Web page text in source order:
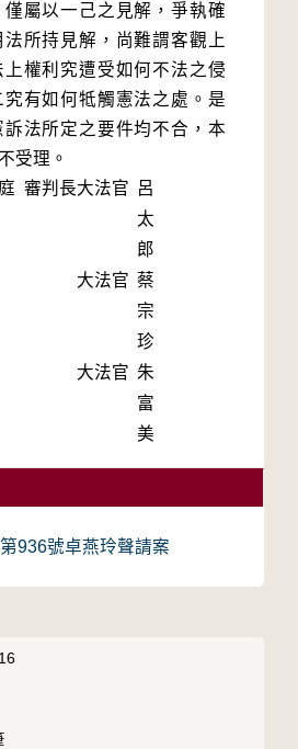
屬以一己之見解，爭執確
所持見解，尚難謂客觀上
權利究遭受如何不法之侵
有如何牴觸憲法之處。是
法所定之要件均不合，本
受理。
審判長大法官 呂
太
郎
大法官 蔡
宗
珍
大法官 朱
富
美
936號卓燕玲聲請案